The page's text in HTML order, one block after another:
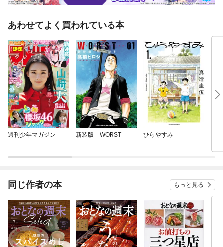
あわせてよく買われている本
週刊少年マガジン 新装版 WORST ひらやすみ
同じ作者の本 もっと見る